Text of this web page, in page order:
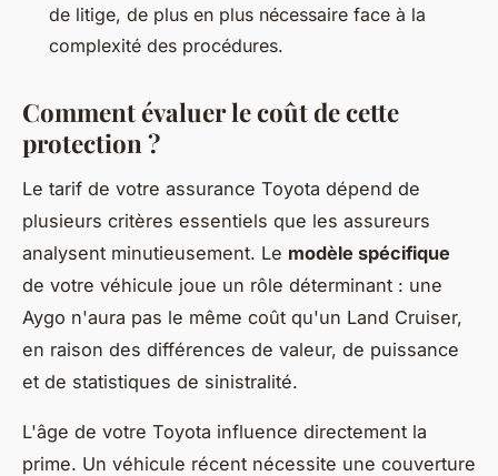
de litige, de plus en plus nécessaire face à la
complexité des procédures.
Comment évaluer le coût de cette
protection ?
Le tarif de votre assurance Toyota dépend de
plusieurs critères essentiels que les assureurs
analysent minutieusement. Le modèle spécifique
de votre véhicule joue un rôle déterminant : une
Aygo n'aura pas le même coût qu'un Land Cruiser,
en raison des différences de valeur, de puissance
et de statistiques de sinistralité.
L'âge de votre Toyota influence directement la
prime. Un véhicule récent nécessite une couverture